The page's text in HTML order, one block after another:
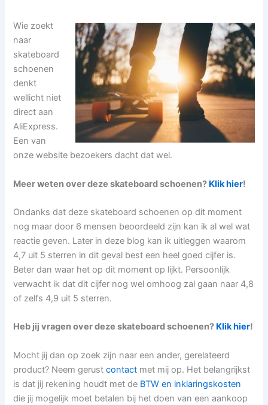
Wie zoekt
naar
skateboard
schoenen
denkt
wellicht niet
direct aan
AliExpress.
Een van
onze website bezoekers dacht dat wel.
Meer weten over deze skateboard schoenen? Klik hier!
Ondanks dat deze skateboard schoenen op dit moment
nog maar door 6 mensen beoordeeld zijn kan ik al wel wat
reactie geven. Later in deze blog kan ik uitleggen waarom
4,7 uit 5 sterren in dit geval best een heel goed cijfer is.
Beter dan waar het op dit moment op lijkt. Persoonlijk
verwacht ik dat dit cijfer nog wel omhoog zal gaan naar 4,8
of zelfs 4,9 uit 5 sterren.
Heb jij vragen over deze skateboard schoenen? Klik hier!
Mocht jij dan op zoek zijn naar een ander, gerelateerd
product? Neem gerustcontact met mij op. Het belangrijkst
is dat jij rekening houdt met de BTW en inklaringskosten
die jij mogelijk moet betalen bij het doen van een aankoop